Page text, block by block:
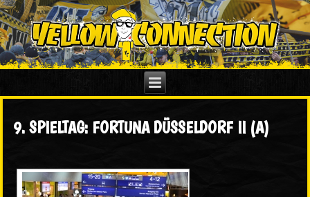
9. SPIELTAG: FORTUNA DÜSSELDORF II (A)